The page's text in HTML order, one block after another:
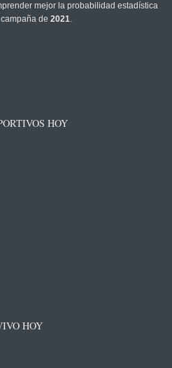
mejor la probabilidad estadística
de 2021.
HOY
HOY